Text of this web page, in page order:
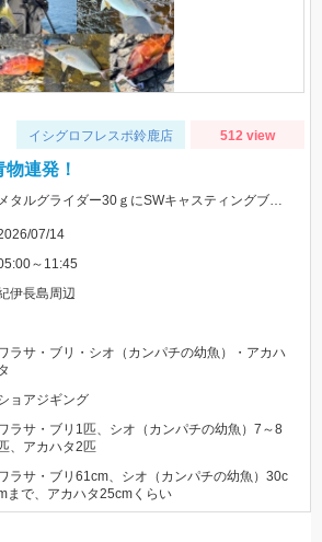
イシグロフレスポ鈴鹿店 512 view
連発！
ヒットルアーはTsulino メタルグライダー30ｇにSWキャスティングブレードの組合せ！回遊チャンスに備えてブレード系で仕留めよう！
07/14
～11:45
伊長島周辺
ラサ・ブリ・シオ（カンパチの幼魚）・アカハ
ョアジギング
ラサ・ブリ1匹、シオ（カンパチの幼魚）7～8
、アカハタ2匹
ラサ・ブリ61cm、シオ（カンパチの幼魚）30c
まで、アカハタ25cmくらい